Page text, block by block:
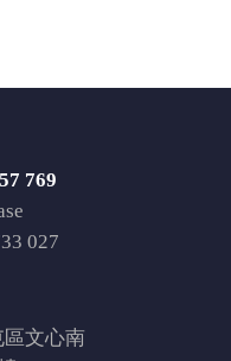
769
027
區文心南